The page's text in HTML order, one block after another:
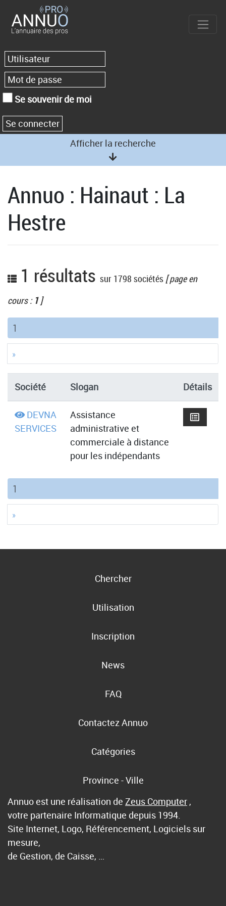
Se souvenir de moi
Afficher la recherche
Annuo : Hainaut : La
Hestre
1 résultats sur 1798 sociétés [ page en
cours : 1]
1
»
Société Slogan Détails
DEVNA
SERVICES
Assistance
administrative et
commerciale à distance
pour les indépendants
1
»
Chercher
Utilisation
Inscription
News
FAQ
Contactez Annuo
Catégories
Province - Ville
Annuo est une réalisation de Zeus Computer ,
votre partenaire Informatique depuis 1994.
Site Internet, Logo, Référencement, Logiciels sur
mesure,
de Gestion, de Caisse, …